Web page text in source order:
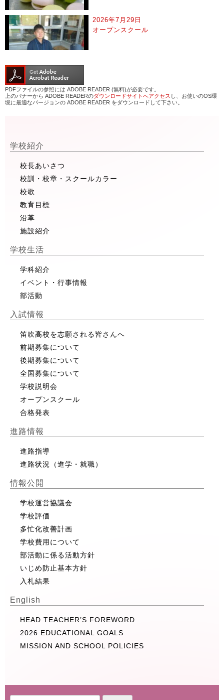
2026年7月29日
オープンスクール
PDFファイルの参照には ADOBE READER (無料)が必要です。
上のバナーから ADOBE READERのダウンロードサイトへアクセス し、お使いのOS環
境に最適なバージョンの ADOBE READER をダウンロードして下さい。
学校紹介
校長あいさつ
校訓・校章・スクールカラー
校歌
教育目標
沿革
施設紹介
学校生活
学科紹介
イベント・行事情報
部活動
入試情報
笛吹高校を志願される皆さんへ
前期募集について
後期募集について
全国募集について
学校説明会
オープンスクール
合格発表
進路情報
進路指導
進路状況（進学・就職）
情報公開
学校運営協議会
学校評価
多忙化改善計画
学校費用について
部活動に係る活動方針
いじめ防止基本方針
入札結果
English
HEAD TEACHER’S FOREWORD
2026 EDUCATIONAL GOALS
MISSION AND SCHOOL POLICIES